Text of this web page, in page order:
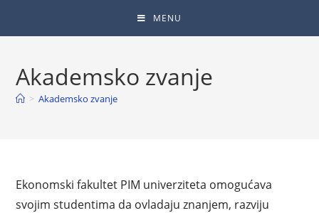
MENU
Akademsko zvanje
> Akademsko zvanje
Ekonomski fakultet PIM univerziteta omogućava
svojim studentima da ovladaju znanjem, razviju